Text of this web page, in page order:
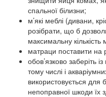
спальної білизни;
м’які меблі (дивани,
розібрати, що б
максимальну кількість
матраци поставити на
обов’язково заберіть
тому числі і
використовується
непоправної шкоди їх